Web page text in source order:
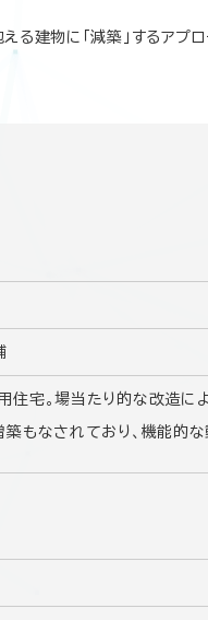
建物に「減築」するアプロ
宅。場当たり的な改造に
もなされており、機能的